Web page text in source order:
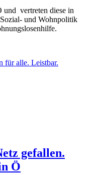
und vertreten diese in
und Wohnpolitik
für alle. Leistbar.
gefallen.
Ö